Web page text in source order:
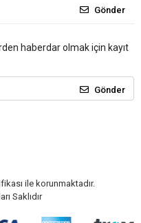
Gönder
haberdar olmak için kayıt
Gönder
ile korunmaktadır.
Saklıdır